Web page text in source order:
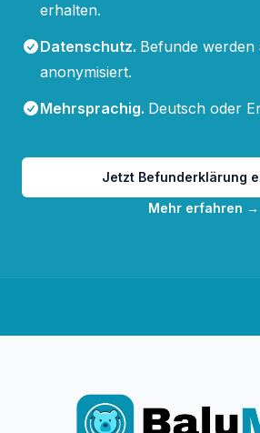
erhalten.
Datenschutz. Befunde werden
anonymisiert.
Mehrsprachig. Deutsch oder
Jetzt Befunderklärung
Mehr erfahren →